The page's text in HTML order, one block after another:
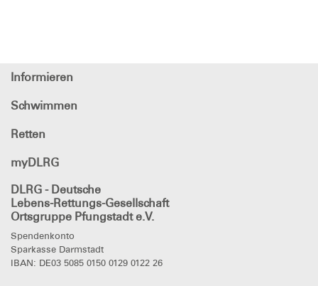
Informieren
Schwimmen
Retten
myDLRG
DLRG - Deutsche
Lebens-Rettungs-Gesellschaft
Ortsgruppe Pfungstadt e.V.
Spendenkonto
Sparkasse Darmstadt
IBAN: DE03 5085 0150 0129 0122 26